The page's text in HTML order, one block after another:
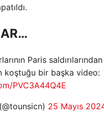
Paris saldırılarından
koştuğu bir başka video:
PVC3A44Q4E
(@tounsicn) 25 Mayıs